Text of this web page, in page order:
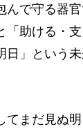
で守る器
助ける・
」という
てまだ見